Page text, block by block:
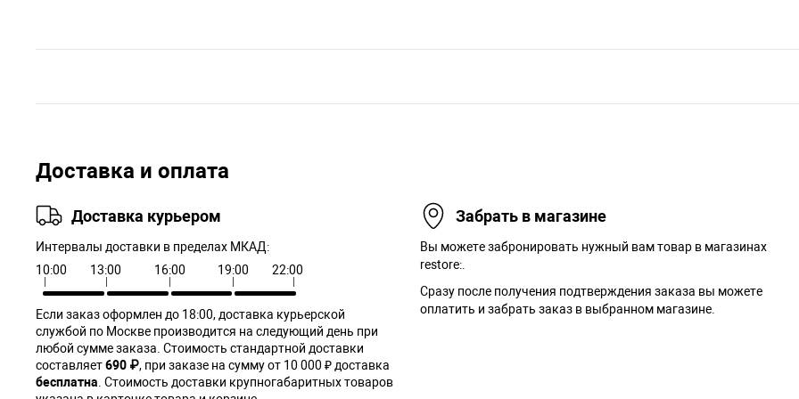
Доставка и оплата
Доставка курьером
Интервалы доставки в пределах МКАД:
10:00
13:00 16:00 19:00 22:00
Если заказ оформлен до 18:00, доставка курьерской
службой по Москве производится на следующий день при
любой сумме заказа. Cтоимость стандартной доставки
составляет690 ₽, при заказе на сумму от 10 000 ₽ доставка
бесплатна . Стоимость доставки крупногабаритных товаров
Забрать в магазине
Вы можете забронировать нужный вам товар в магазинах
restore:.
Сразу после получения подтверждения заказа вы можете
оплатить и забрать заказ в выбранном магазине.